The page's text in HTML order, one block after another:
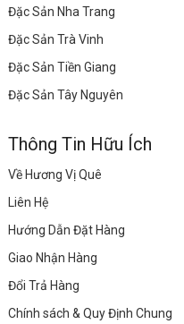
Đặc Sản Nha Trang
Đặc Sản Trà Vinh
Đặc Sản Tiền Giang
Đặc Sản Tây Nguyên
Thông Tin Hữu Ích
Về Hương Vị Quê
Liên Hệ
Hướng Dẫn Đặt Hàng
Giao Nhận Hàng
Đổi Trả Hàng
Chính sách & Quy Định Chung